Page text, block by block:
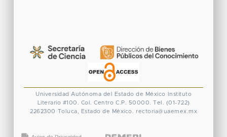
Universidad Autónoma del Estado de México
Instituto
Literario #100. Col. Centro C.P. 50000. Tel. (01-722)
2262300 Toluca, Estado de México. rectoria@uaemex.mx